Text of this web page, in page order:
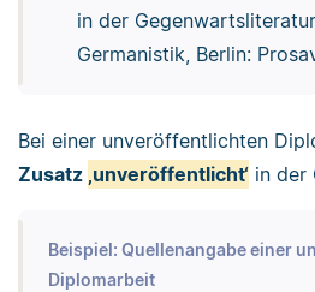
in der
Germanistik, Berlin:
Bei einer unveröffentlichten
Zusatz ‚unveröffentlicht‘ in der
Beispiel: Quellenangabe einer
Diplomarbeit